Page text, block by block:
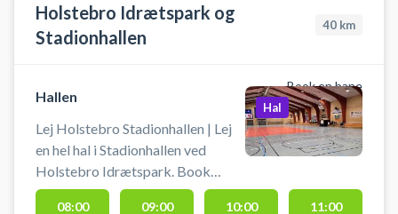
Holstebro Idrætspark og
Stadionhallen
40 km
Book en bane
Hallen
Lej Holstebro Stadionhallen | Lej
en hel hal i Stadionhallen ved
Holstebro Idrætspark. Book
Stadionhallen og spil indendørs
Hal
08:00 09:00 10:00 11:00